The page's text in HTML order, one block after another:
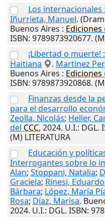
Los
Iñurrieta, Manuel.
Buenos Aires : Ediciones
ISBN: 9789873920677.
¡Libertad o muerte!
Haitiana
. Martínez
Buenos Aires : Ediciones
ISBN: 9789873920868.
Finanzas desde la
para el desarrollo
Zeolla, Nicolás; Heller,
del CCC, 2024. U.I.: DGL.
(M) LITERATURA
Educación y
Interrogantes sobre lo
Alan; Stoppani, Natalia;
Graciela; Rinesi, Eduardo
Bárbara; López, María
Rosa; Díaz, Marisa.
2024. U.I.: DGL. ISBN: